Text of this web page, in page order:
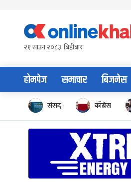
content२१ साउन २०८३, बिहीबार
होमपेज समाचार बिजनेस
संसद् काँग्रेस